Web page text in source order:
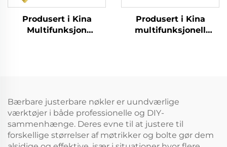
Produsert i Kina
Multifunksjon
Produsert i Kina
multifunksjonell
Bærbare justerbare nøkler er uundværlige
værktøjer i både professionelle og DIY-
sammenhænge. Deres evne til at justere til
forskellige størrelser af møtrikker og bolte gør dem